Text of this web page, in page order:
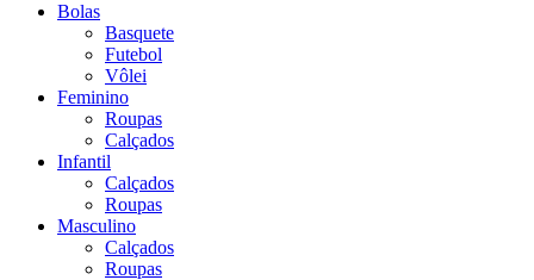
Bolas
Basquete
Futebol
Vôlei
Feminino
Roupas
Calçados
Infantil
Calçados
Roupas
Masculino
Calçados
Roupas